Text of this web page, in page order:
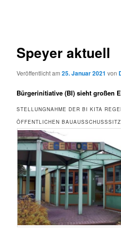
Speyer aktuell
Veröffentlicht am25. Januar 2021 von
Bürgerinitiative (BI) sieht großen
STELLUNGNAHME DER BI KITA
ÖFFENTLICHEN